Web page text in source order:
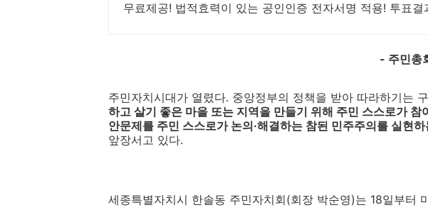
무료제공! 법적효력이 있는 공인인증 전자서명 적용! 투표결
- 주민총
주민자치시대가 열렸다. 중앙정부의 정책을 받아 따라하기는
하고 살기 좋은 마을 또는 지역을 만들기 위해 주민 스스로가 참
안문제를 주민 스스로가 논의·해결하는 참된 민주주의를 실현
앞장서고 있다.
세종특별자치시 한솔동 주민자치회(회장 박순영)는 18일부터